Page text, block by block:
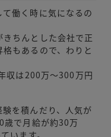
働く時に気になるの
ちんとした会社で正
もあるので、わりと
収は200万〜300万円
を積んだり、人気が
歳で月給が約30万
います。